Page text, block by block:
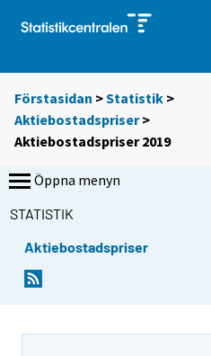
Förstasidan >Statistik >
Aktiebostadspriser>
Aktiebostadspriser 2019
Öppna menyn
STATISTIK
Aktiebostadspriser